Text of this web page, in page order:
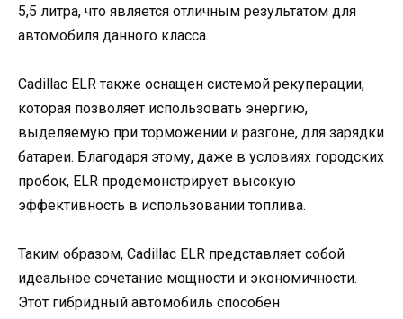
5,5 литра, что является отличным результатом для
автомобиля данного класса.
Cadillac ELR также оснащен системой рекуперации,
которая позволяет использовать энергию,
выделяемую при торможении и разгоне, для зарядки
батареи. Благодаря этому, даже в условиях городских
пробок, ELR продемонстрирует высокую
эффективность в использовании топлива.
Таким образом, Cadillac ELR представляет собой
идеальное сочетание мощности и экономичности.
Этот гибридный автомобиль способен